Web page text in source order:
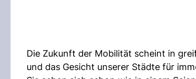
Die Zukunft der Mobilität scheint in
und das Gesicht unserer Städte für